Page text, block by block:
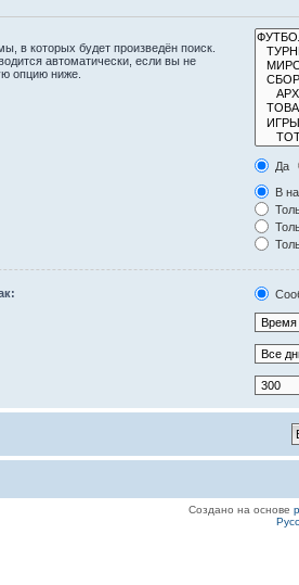
в которых будет произведён поиск.
автоматически, если вы не
опцию ниже.
Да
В
Создано на основе